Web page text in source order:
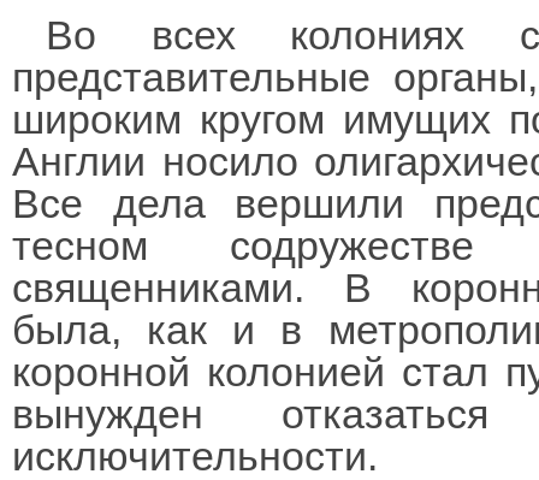
Во всех колониях
представительные
широким кругом имущих
Англии носило
Все дела вершили
тесном
священниками. В
была, как и в
коронной колонией стал
вынужден
исключительности.